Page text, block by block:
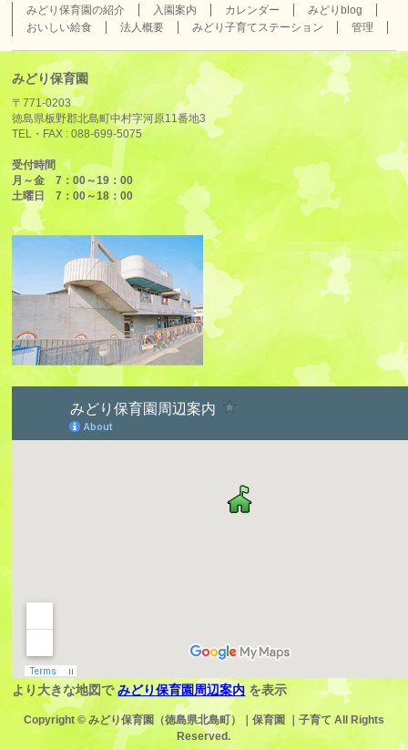
みどり保育園の紹介 入園案内 カレンダー
みどりblog
おいしい給食
法人概要 みどり子育てステーション 管理
みどり保育園
〒771-0203
徳島県板野郡北島町中村字河原11番地3
TEL・FAX :088-699-5075
受付時間
月～金 7：00～19：00
土曜日 7：00～18：00
より大きな地図でみどり保育園周辺案内 を表示
Copyright © みどり保育園（徳島県北島町）｜保育園 ｜子育て All Rights
Reserved.